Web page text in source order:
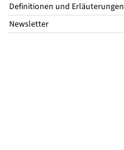
Definitionen und Erläuterungen
Newsletter